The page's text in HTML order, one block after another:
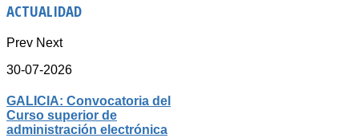
ACTUALIDAD
Prev Next
30-07-2026
GALICIA: Convocatoria del
Curso superior de
administración electrónica